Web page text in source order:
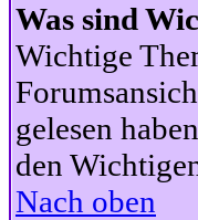
Was sind
Wichtige
gelesen
den
Nach oben